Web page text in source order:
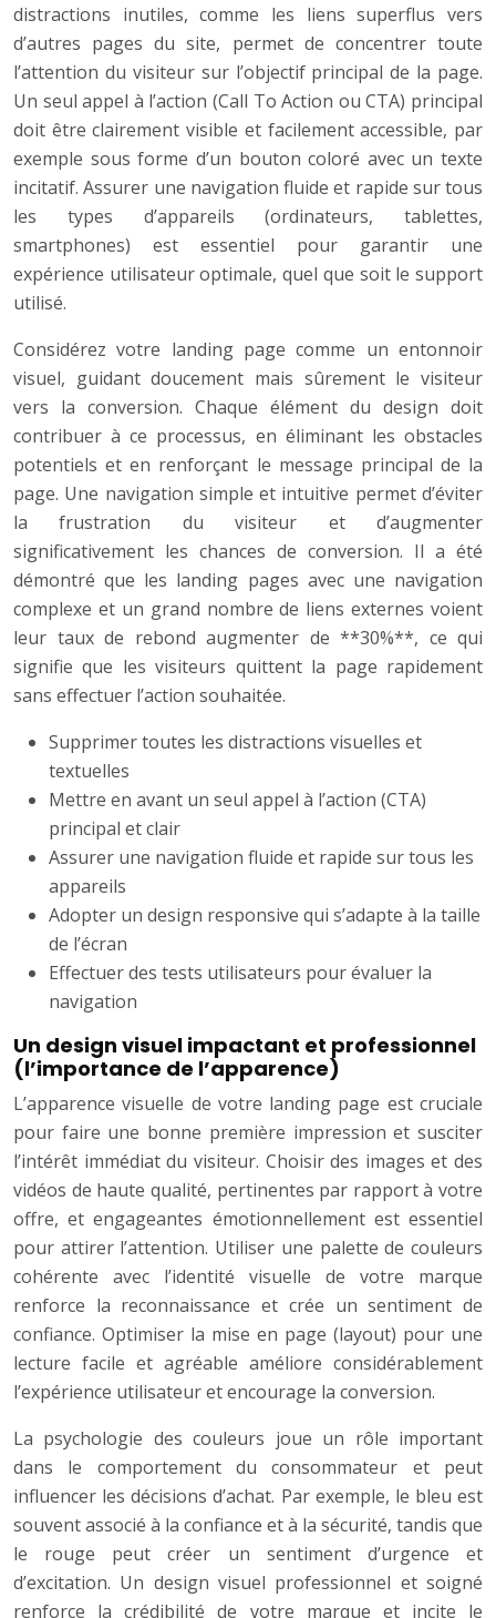
distractions inutiles, comme les liens superflus vers
d’autres pages du site, permet de concentrer toute
l’attention du visiteur sur l’objectif principal de la page.
Un seul appel à l’action (Call To Action ou CTA) principal
doit être clairement visible et facilement accessible, par
exemple sous forme d’un bouton coloré avec un texte
incitatif. Assurer une navigation fluide et rapide sur tous
les types d’appareils (ordinateurs, tablettes,
smartphones) est essentiel pour garantir une
expérience utilisateur optimale, quel que soit le support
utilisé.
Considérez votre landing page comme un entonnoir
visuel, guidant doucement mais sûrement le visiteur
vers la conversion. Chaque élément du design doit
contribuer à ce processus, en éliminant les obstacles
potentiels et en renforçant le message principal de la
page. Une navigation simple et intuitive permet d’éviter
la frustration du visiteur et d’augmenter
significativement les chances de conversion. Il a été
démontré que les landing pages avec une navigation
complexe et un grand nombre de liens externes voient
leur taux de rebond augmenter de **30%**, ce qui
signifie que les visiteurs quittent la page rapidement
sans effectuer l’action souhaitée.
Supprimer toutes les distractions visuelles et
textuelles
Mettre en avant un seul appel à l’action (CTA)
principal et clair
Assurer une navigation fluide et rapide sur tous les
appareils
Adopter un design responsive qui s’adapte à la taille
de l’écran
Effectuer des tests utilisateurs pour évaluer la
navigation
Un design visuel impactant et professionnel
(l’importance de l’apparence)
L’apparence visuelle de votre landing page est cruciale
pour faire une bonne première impression et susciter
l’intérêt immédiat du visiteur. Choisir des images et des
vidéos de haute qualité, pertinentes par rapport à votre
offre, et engageantes émotionnellement est essentiel
pour attirer l’attention. Utiliser une palette de couleurs
cohérente avec l’identité visuelle de votre marque
renforce la reconnaissance et crée un sentiment de
confiance. Optimiser la mise en page (layout) pour une
lecture facile et agréable améliore considérablement
l’expérience utilisateur et encourage la conversion.
La psychologie des couleurs joue un rôle important
dans le comportement du consommateur et peut
influencer les décisions d’achat. Par exemple, le bleu est
souvent associé à la confiance et à la sécurité, tandis que
le rouge peut créer un sentiment d’urgence et
d’excitation. Un design visuel professionnel et soigné
renforce la crédibilité de votre marque et incite le